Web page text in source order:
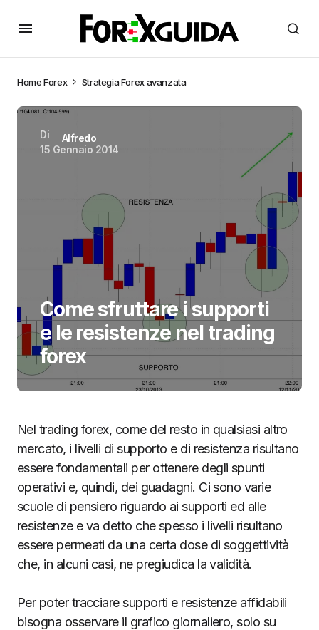
HomeForex Strategia Forex avanzata
Di
Alfredo
15 Gennaio 2014
Come sfruttare i supporti
e le resistenze nel trading
forex
Nel trading forex, come del resto in qualsiasi altro
mercato, i livelli di supporto e di resistenza risultano
essere fondamentali per ottenere degli spunti
operativi e, quindi, dei guadagni. Ci sono varie
scuole di pensiero riguardo ai supporti ed alle
resistenze e va detto che spesso i livelli risultano
essere permeati da una certa dose di soggettività
che, in alcuni casi, ne pregiudica la validità.
Per poter tracciare supporti e resistenze affidabili
bisogna osservare il grafico giornaliero, solo su